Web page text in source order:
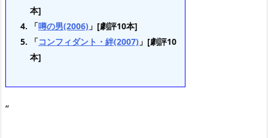
本]
「噂の男(2006) 」[劇評10本]
「コンフィダント・絆(2007) 」[劇評10
本]
“